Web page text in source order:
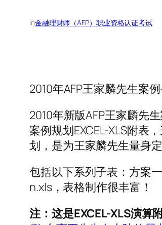
in金融理财师（AFP）职业资格认证考试
2010年AFP王家麟先生案
2010年新版AFP王家麟先
案例规划EXCEL-XLS附表
划，是为王家麟先生量身定
包括以下系列子表：方案
n.xls，表格制作很丰富！
注：这是EXCEL-XLS演算